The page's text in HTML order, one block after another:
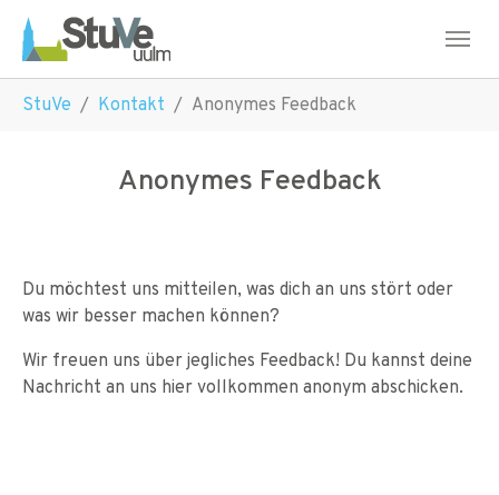
Skip to main navigation
Skip to main content
Skip to page footer
StuVe Kontakt Anonymes Feedback
Anonymes Feedback
Du möchtest uns mitteilen, was dich an uns stört oder
was wir besser machen können?
Wir freuen uns über jegliches Feedback! Du kannst deine
Nachricht an uns hier vollkommen anonym abschicken.